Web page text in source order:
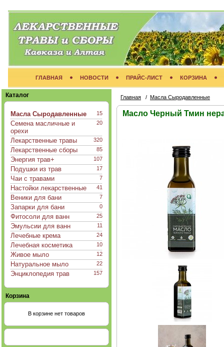
ГЛАВНАЯ НОВОСТИ ПРАЙС-ЛИСТ КОРЗИНА
Каталог
15
Масла Сыродавленные
20
Семена масличные и
орехи
320
Лекарственные травы
85
Лекарственные сборы
107
Энергия трав+
17
Подушки из трав
7
Чаи с травами
41
Настойки лекарственные
7
Веники для бани
0
Запарки для бани
25
Фитосоли для ванн
11
Эмульсии для ванн
24
Лечебные крема
10
Лечебная косметика
12
Живое мыло
22
Натуральное мыло
157
Энциклопедия трав
Корзина
В корзине нет товаров
Главная / Масла Сыродавленные
Масло Черный Тмин